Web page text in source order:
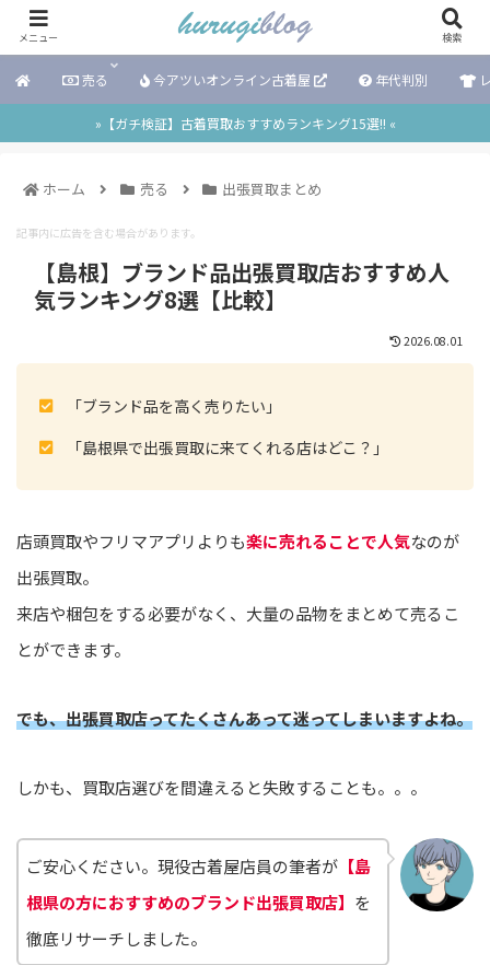
売る 今アツいオンライン古着屋 年代判別
»【ガチ検証】古着買取おすすめランキング15選!! «
ホーム 売る 出張買取まとめ
記事内に広告を含む場合があります。
【島根】ブランド品出張買取店おすすめ人
気ランキング8選【比較】
2026.08.01
「ブランド品を高く売りたい」
「島根県で出張買取に来てくれる店はどこ？」
店頭買取やフリマアプリよりも楽に売れることで人気なのが
出張買取。
来店や梱包をする必要がなく、大量の品物をまとめて売るこ
とができます。
でも、出張買取店ってたくさんあって迷ってしまいますよね。
しかも、買取店選びを間違えると失敗することも。。。
ご安心ください。現役古着屋店員の筆者が 【島
根県の方におすすめのブランド出張買取店】 を
徹底リサーチしました。
メニュー 検索